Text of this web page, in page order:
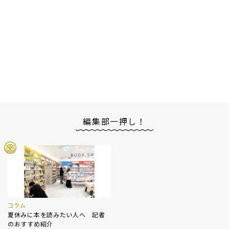
編集部一押し！
コラム
夏休みに本を読みたい人へ 記者
のおすすめ紹介